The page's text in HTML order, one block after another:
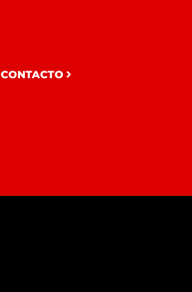
CONTACTO